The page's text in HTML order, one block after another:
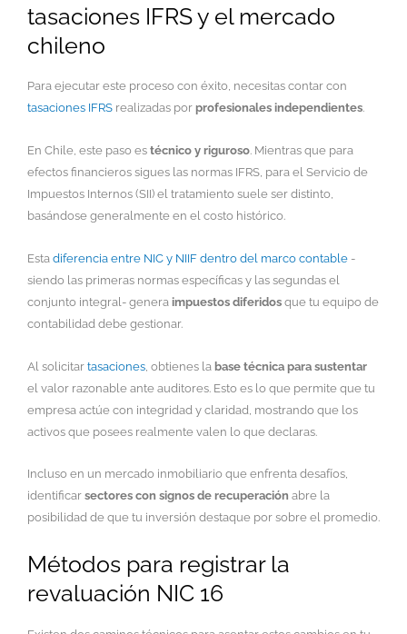
tasaciones IFRS y el mercado
chileno
Para ejecutar este proceso con éxito, necesitas contar con
tasaciones IFRS realizadas por profesionales independientes.
En Chile, este paso es técnico y riguroso. Mientras que para
efectos financieros sigues las normas IFRS, para el Servicio de
Impuestos Internos (SII) el tratamiento suele ser distinto,
basándose generalmente en el costo histórico.
Esta diferencia entre NIC y NIIF dentro del marco contable -
siendo las primeras normas específicas y las segundas el
conjunto integral- genera impuestos diferidos que tu equipo de
contabilidad debe gestionar.
Al solicitar tasaciones , obtienes la base técnica para sustentar
el valor razonable ante auditores. Esto es lo que permite que tu
empresa actúe con integridad y claridad, mostrando que los
activos que posees realmente valen lo que declaras.
Incluso en un mercado inmobiliario que enfrenta desafíos,
identificar sectores con signos de recuperación abre la
posibilidad de que tu inversión destaque por sobre el promedio.
Métodos para registrar la
revaluación NIC 16